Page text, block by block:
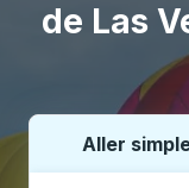
de Las
Choisissez un
Aller